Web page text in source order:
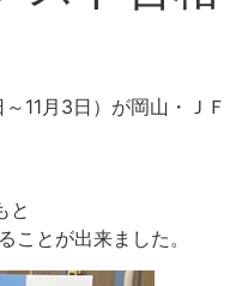
11月3日）が岡山・ＪＦ
と
ことが出来ました。